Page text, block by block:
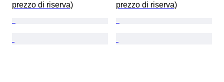
prezzo di riserva)
prezzo di riserva)